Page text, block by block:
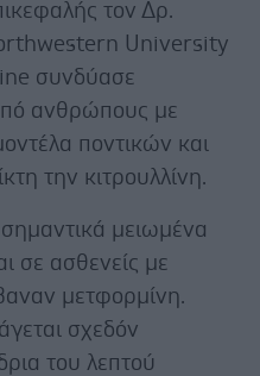
τον Δρ.
University
συνδύασε
ανθρώπους με
ποντικών και
την κιτρουλλίνη.
μειωμένα
σε ασθενείς με
μετφορμίνη.
σχεδόν
του λεπτού